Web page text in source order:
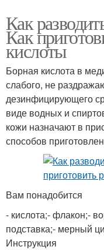
Как
Как
кислоты
Борная кислота в
слабого, не
дезинфицирующего
виде водных и
кожи назначают в
способов
Вам понадобится
- кислота;- флакон;-
подставка;- мерный
Инструкция